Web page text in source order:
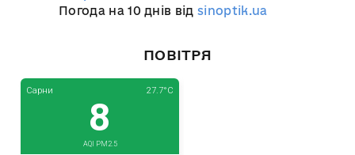
Погода на 10 днів відsinoptik.ua
ПОВІТРЯ